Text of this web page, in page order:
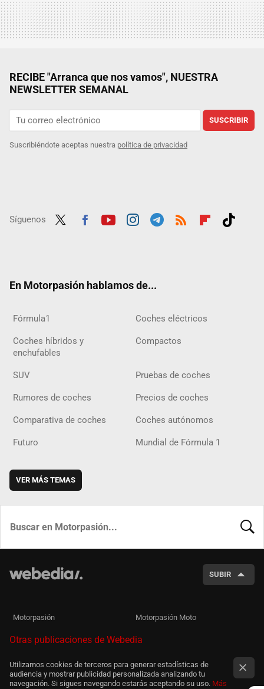
RECIBE "Arranca que nos vamos", NUESTRA
NEWSLETTER SEMANAL
SUSCRIBIR
Suscribiéndote aceptas nuestra política de privacidad
Síguenos
En Motorpasión hablamos de...
Fórmula1 Coches eléctricos
Coches híbridos y
enchufables
Compactos
SUV Pruebas de coches
Rumores de coches Precios de coches
Comparativa de coches Coches autónomos
Futuro Mundial de Fórmula 1
VER MÁS TEMAS
SUBIR
Motorpasión Motorpasión Moto
Otras publicaciones de Webedia
Utilizamos cookies de terceros para generar estadísticas de
audiencia y mostrar publicidad personalizada analizando tu
navegación. Si sigues navegando estarás aceptando su uso. Más